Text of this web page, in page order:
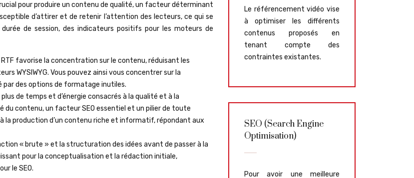
pour produire un contenu de qualité, un facteur déterminant
d’attirer et de retenir l’attention des lecteurs, ce qui se
de session, des indicateurs positifs pour les moteurs de
favorise la concentration sur le contenu, réduisant les
WYSIWYG. Vous pouvez ainsi vous concentrer sur la
des options de formatage inutiles.
de temps et d’énergie consacrés à la qualité et à la
contenu, un facteur SEO essentiel et un pilier de toute
la production d’un contenu riche et informatif, répondant aux
« brute » et la structuration des idées avant de passer à la
pour la conceptualisation et la rédaction initiale,
le SEO.
Le référencement vidéo vise
à optimiser les différents
contenus proposés en
tenant compte des
contraintes existantes.
SEO (Search Engine
Optimisation)
Pour avoir une meilleure